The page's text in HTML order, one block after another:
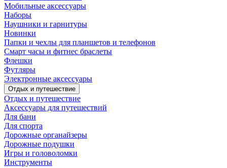
Мобильные аксессуары
Наборы
Наушники и гарнитуры
Новинки
Папки и чехлы для планшетов и телефонов
Смарт часы и фитнес браслеты
Флешки
Футляры
Электронные аксессуары
Отдых и путешествие
Отдых и путешествие
Аксессуары для путешествий
Для бани
Для спорта
Дорожные органайзеры
Дорожные подушки
Игры и головоломки
Инструменты